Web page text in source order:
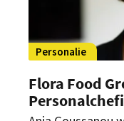
Personalie
Flora Food